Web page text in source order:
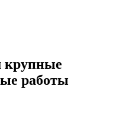
работы